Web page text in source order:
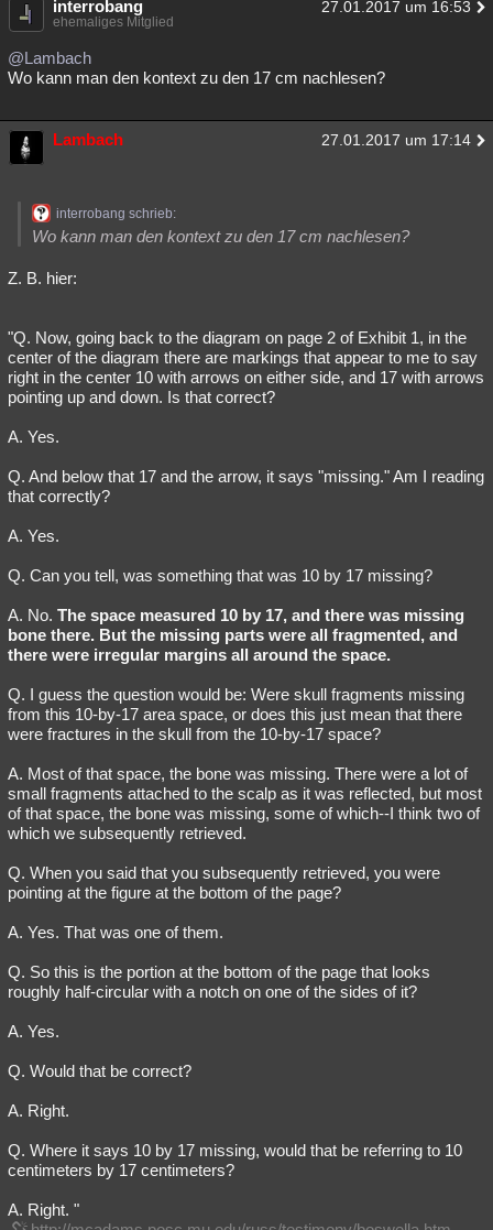
interrobang 27.01.2017 um 16:53
ehemaliges Mitglied
@Lambach
Wo kann man den kontext zu den 17 cm nachlesen?
Lambach 27.01.2017 um 17:14
interrobang schrieb:
Wo kann man den kontext zu den 17 cm nachlesen?
Z. B. hier:
"Q. Now, going back to the diagram on page 2 of Exhibit 1, in the
center of the diagram there are markings that appear to me to say
right in the center 10 with arrows on either side, and 17 with arrows
pointing up and down. Is that correct?
A. Yes.
Q. And below that 17 and the arrow, it says "missing." Am I reading
that correctly?
A. Yes.
Q. Can you tell, was something that was 10 by 17 missing?
A. No. The space measured 10 by 17, and there was missing
bone there. But the missing parts were all fragmented, and
there were irregular margins all around the space.
Q. I guess the question would be: Were skull fragments missing
from this 10-by-17 area space, or does this just mean that there
were fractures in the skull from the 10-by-17 space?
A. Most of that space, the bone was missing. There were a lot of
small fragments attached to the scalp as it was reflected, but most
of that space, the bone was missing, some of which--I think two of
which we subsequently retrieved.
Q. When you said that you subsequently retrieved, you were
pointing at the figure at the bottom of the page?
A. Yes. That was one of them.
Q. So this is the portion at the bottom of the page that looks
roughly half-circular with a notch on one of the sides of it?
A. Yes.
Q. Would that be correct?
A. Right.
Q. Where it says 10 by 17 missing, would that be referring to 10
centimeters by 17 centimeters?
A. Right. "